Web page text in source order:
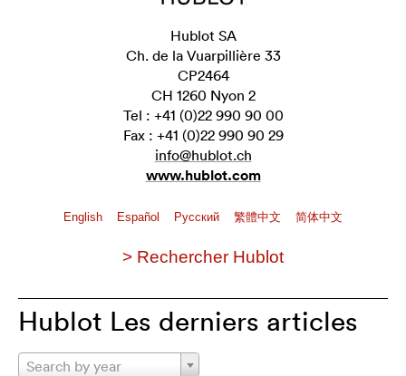
Hublot SA
Ch. de la Vuarpillière 33
CP2464
CH 1260 Nyon 2
Tel : +41 (0)22 990 90 00
Fax : +41 (0)22 990 90 29
info@hublot.ch
www.hublot.com
English Español Pусский 繁體中文 简体中文
> Rechercher Hublot
Hublot Les derniers articles
Search by year